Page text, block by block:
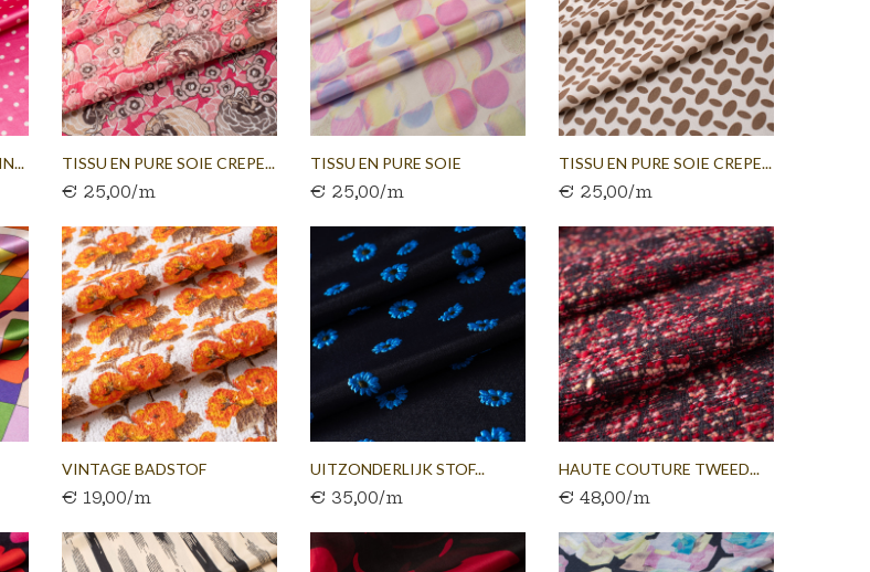
TISSU EN PURE SOIE CREPE...
€ 25,00/m
TISSU EN PURE SOIE
TAFFETAS...
€ 25,00/m
TISSU EN PURE SOIE CREPE...
€ 25,00/m
VINTAGE BADSTOF
AUTHENTIEK...
€ 19,00/m
UITZONDERLIJK STOF...
€ 35,00/m
HAUTE COUTURE TWEED...
€ 48,00/m